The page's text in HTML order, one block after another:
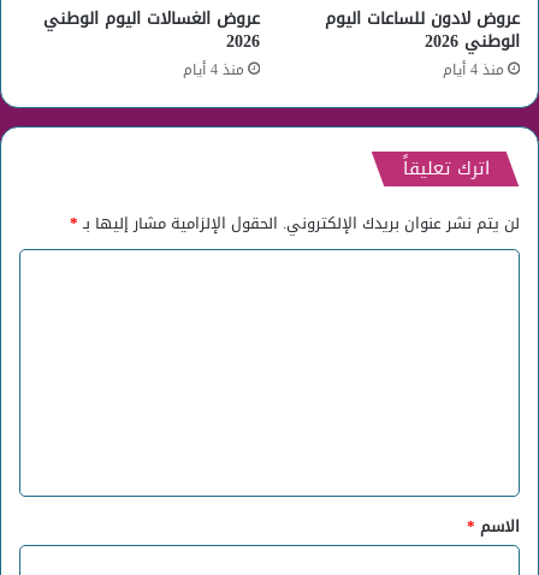
عروض لادون للساعات اليوم
الوطني 2026
منذ 4 أيام
عروض الغسالات اليوم الوطني
2026
منذ 4 أيام
اترك تعليقاً
لن يتم نشر عنوان بريدك الإلكتروني. الحقول الإلزامية مشار إليها بـ*
*
الاسم *